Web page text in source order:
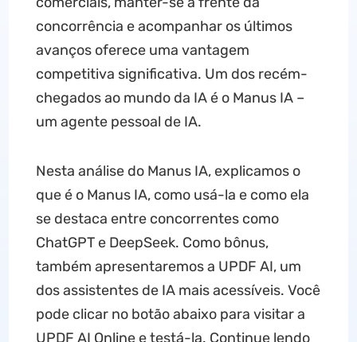
concorrência e acompanhar os últimos
avanços oferece uma vantagem
competitiva significativa. Um dos recém-
chegados ao mundo da IA é o Manus IA –
um agente pessoal de IA.
Nesta análise do Manus IA, explicamos o
que é o Manus IA, como usá-la e como ela
se destaca entre concorrentes como
ChatGPT e DeepSeek. Como bônus,
também apresentaremos a UPDF AI, um
dos assistentes de IA mais acessíveis. Você
pode clicar no botão abaixo para visitar a
UPDF AI Online e testá-la. Continue lendo